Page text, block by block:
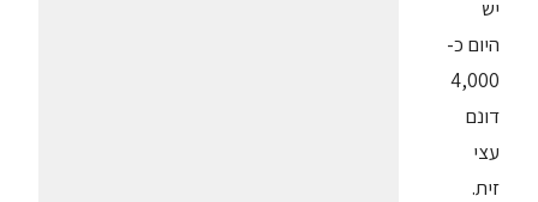
יש
היום כ-
4,000
דונם
עצי
זית.